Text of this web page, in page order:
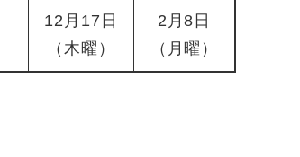
12月17日
（木曜）
2月8日
（月曜）